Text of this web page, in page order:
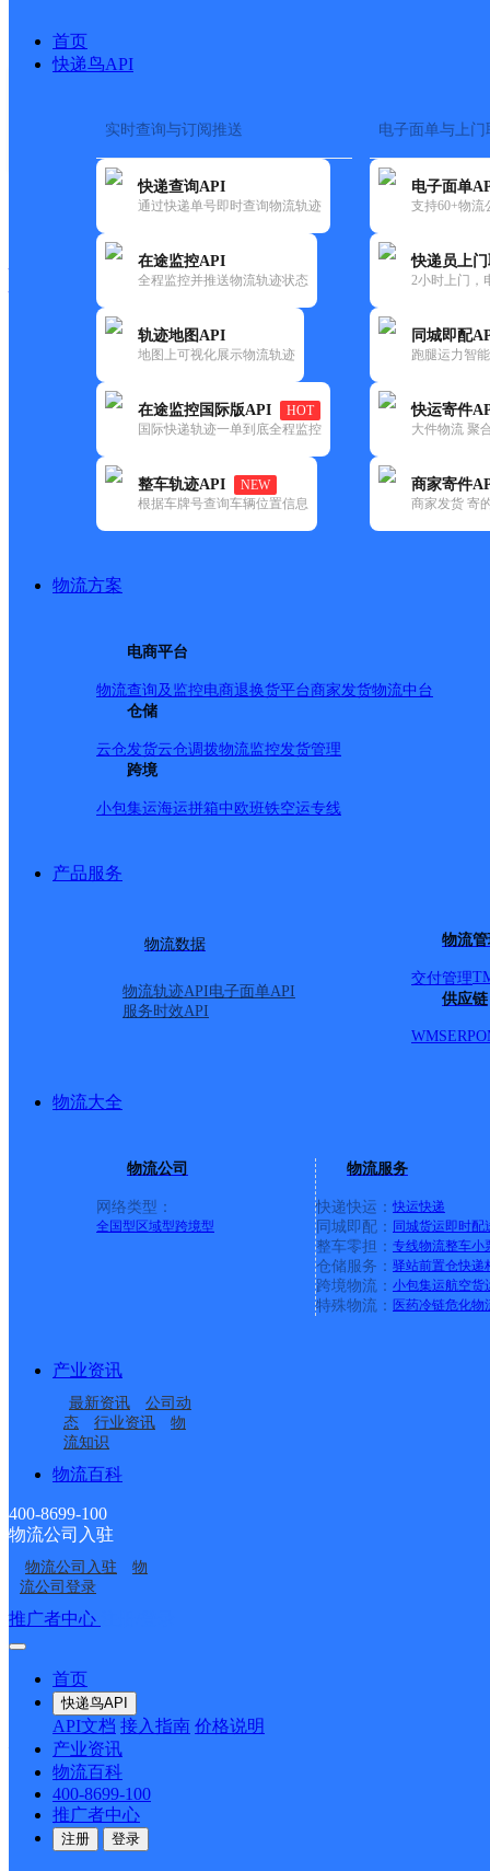
首页
快递鸟API
实时查询与订阅推送
快递查询API
通过快递单号即时查询物流轨迹
在途监控API
全程监控并推送物流轨迹状态
轨迹地图API
地图上可视化展示物流轨迹
在途监控国际版API
HOT
国际快递轨迹一单到底全程监控
整车轨迹API
NEW
根据车牌号查询车辆位置信息
电子面单与上门
电子面单
支持60+物流
快递员上
2小时上门，
同城即配
跑腿运力智
快运寄件
大件物流 聚
商家寄件
商家发货 寄
物流方案
电商平台
物流查询及监控电商退换货平台商家发货物流中台
仓储
云仓发货云仓调拨物流监控发货管理
跨境
小包集运海运拼箱中欧班铁空运专线
产品服务
物流数据
物流轨迹API电子面单API
服务时效API
物流
交付管理
供应链
WMSERP
物流大全
物流公司
网络类型：
全国型 区域型跨境型
物流服务
快递快运： 快运快递
同城即配： 同城货运即时配
整车零担： 专线物流整车小
仓储服务： 驿站前置仓快递
跨境物流： 小包集运航空货
特殊物流： 医药冷链危化物
产业资讯
最新资讯
公司动
态
行业资讯
物
流知识
物流百科
400-8699-100
物流公司入驻
物流公司入驻
物
流公司登录
推广者中心
首页
快递鸟API
API文档 接入指南 价格说明
产业资讯
物流百科
400-8699-100
推广者中心
注册 登录
快运大全 快递时效
韵达
河南长垣县公司满村商业街分部
更新时间：2022-07-14 00:00:00
所属快递：韵达速递
所属区域：河南省-新乡市-长垣市
网点地址：中国河南省新乡市长垣市满村镇前满村商业街
网点负责人：
滨湖新城分部
河南长垣县公司博爱路
蒲西西区KH分部
河南长垣县公司德邻大
道御景龙苑KH分部
河南长垣县公司孟岗镇
粮所分部
河南长垣县公司方里乡
中心街分部
河南长垣县公司苗寨乡
商业街分部
新乡长垣
接口API
API接口 DEMO下载
关于我们
公司介绍 企业动态
合作伙伴 快递鸟接口服务协议
户隐私政策